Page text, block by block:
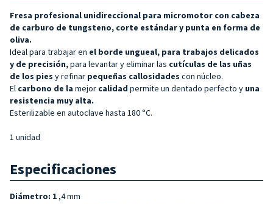
Fresa profesional unidireccional para micromotor con cabeza
de carburo de tungsteno, corte estándar y punta en forma de
oliva.
Ideal para trabajar en el borde ungueal, para trabajos delicados
y de precisión,para levantar y eliminar las cutículas de las uñas
de los pies y refinar pequeñas callosidades con núcleo.
El carbono de la mejor calidad permite un dentado perfecto y una
resistencia muy alta.
Esterilizable en autoclave hasta 180 °C.
1 unidad
Especificaciones
Diámetro: 1 ,4 mm